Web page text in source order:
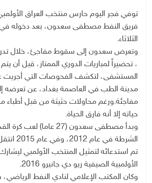
توفي فجر اليوم حارس منتخب العراق
فريق النفط مصطفى سعدون، بعد دخوله في
الثلاثاء.
وتعرض سعدون إلى سقوط مفاجئ، خلال
، تحضيراً لمباريات الدوري الممتاز، قبل أن
المستشفى، لتكشف الفحوصات التي
مدينة الطب في العاصمة بغداد، عن تعرضه
مفاجئة.ورغم محاولات حثيثة من قبل أطباء
حياته إلا أنه فارق الحياة.
وبدأ مصطفى سعدون (27 عاما)
الشرطة في
تم استدعائه لتمثيل المنتخب الأولمبي
الأولمبية الصيفية ريو دي جانيرو 2016.
وكان المكتب الإعلامي لنادي النفط الرياضي،